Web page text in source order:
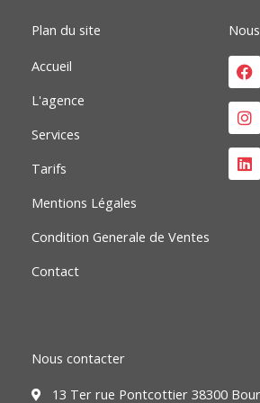
Plan du site
Accueil
L'agence
Services
Tarifs
Mentions Légales
Condition Generale de Ventes
Contact
Nous contacter
13 Ter rue Pontcottier 38300